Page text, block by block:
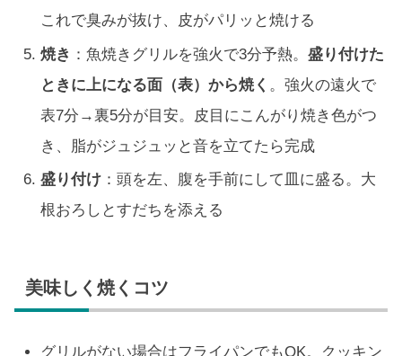
これで臭みが抜け、皮がパリッと焼ける
焼き ：魚焼きグリルを強火で3分予熱。盛り付けた
ときに上になる面（表）から焼く 。強火の遠火で
表7分→裏5分が目安。皮目にこんがり焼き色がつ
き、脂がジュジュッと音を立てたら完成
盛り付け ：頭を左、腹を手前にして皿に盛る。大
根おろしとすだちを添える
美味しく焼くコツ
グリルがない場合はフライパンでもOK。クッキン